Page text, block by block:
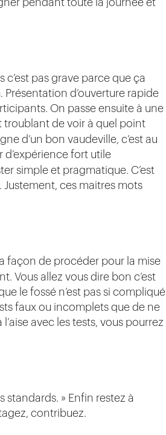
pas grave parce que ça
d’ouverture rapide
On passe ensuite à une
troublant de voir à quel point
d’un bon vaudeville, c’est au
d’expérience fort utile
simple et pragmatique. C’est
ces maitres mots
façon de procéder pour la mise
Vous allez vous dire bon c’est
le fossé n’est pas si compliqué
faux ou incomplets que de ne
avec les tests, vous pourrez
standards. » Enfin restez à
contribuez.